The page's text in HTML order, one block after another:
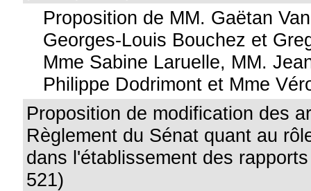
Proposition de MM. Gaëtan
Georges-Louis Bouchez et
Mme Sabine Laruelle, MM.
Philippe Dodrimont et Mme
Proposition de modification des
Règlement du Sénat quant au
dans l'établissement des
521)